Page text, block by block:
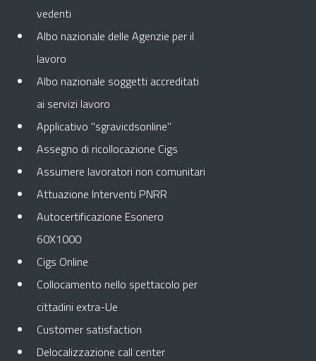
vedenti
Albo nazionale delle Agenzie per il
lavoro
Albo nazionale soggetti accreditati
ai servizi lavoro
Applicativo "sgravicdsonline"
Assegno di ricollocazione Cigs
Assumere lavoratori non comunitari
Attuazione Interventi PNRR
Autocertificazione Esonero
60X1000
Cigs Online
Collocamento nello spettacolo per
cittadini extra-Ue
Customer satisfaction
Delocalizzazione call center